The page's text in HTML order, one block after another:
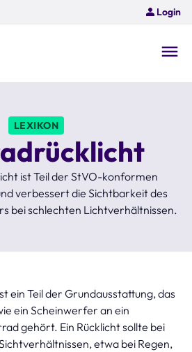
Login
LEXIKON
ist Teil der StVO-konformen
verbessert die Sichtbarkeit des
bei schlechten Lichtverhältnissen.
ein Teil der Grundausstattung, das
ein Scheinwerfer an ein
gehört. Ein Rücklicht sollte bei
etwa bei Regen,